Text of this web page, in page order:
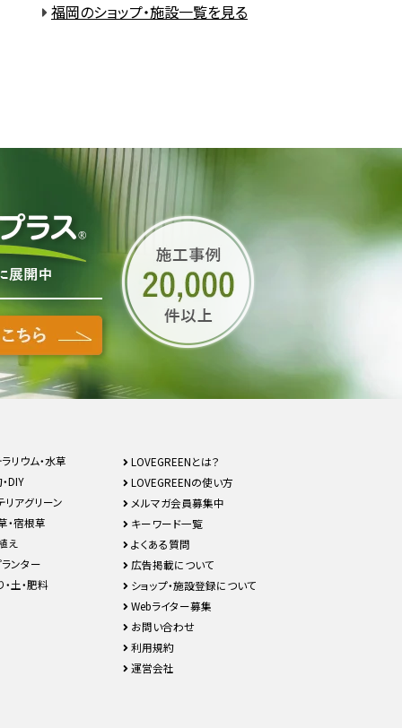
福岡のショップ・施設一覧を見る
リウム・水草
DIY
リアグリーン
・宿根草
え
ランター
・土・肥料
LOVEGREENとは？
LOVEGREENの使い方
メルマガ会員募集中
キーワード一覧
よくある質問
広告掲載について
ショップ・施設登録について
Webライター募集
お問い合わせ
利用規約
運営会社